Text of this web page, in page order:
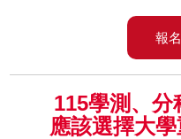
報
115學測、分
應該選擇大